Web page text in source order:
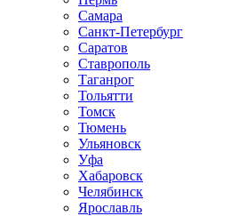
Самара
Санкт-Петербург
Саратов
Ставрополь
Таганрог
Тольятти
Томск
Тюмень
Ульяновск
Уфа
Хабаровск
Челябинск
Ярославль